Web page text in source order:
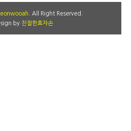
. All Right Reserved.
by 친절한효자손